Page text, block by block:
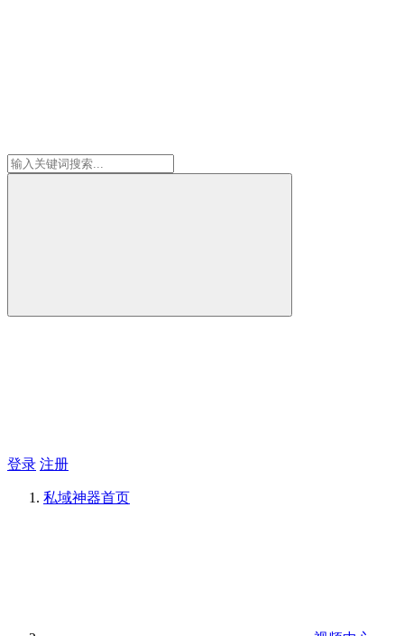
登录 注册
私域神器首页